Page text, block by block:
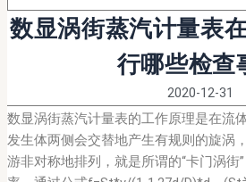
数显涡街蒸汽计量表
行哪些检查
2020-12-31
数显涡街蒸汽计量表的工作原理是在流
发生体两侧会交替地产生有规则的旋涡
游非对称地排列，就是所谓的“卡门涡街